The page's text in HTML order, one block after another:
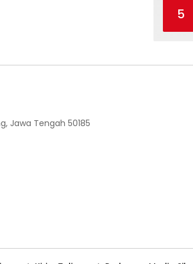
5
Jawa Tengah 50185